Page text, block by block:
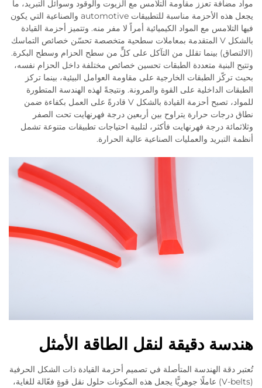
مواد مضافة تعزز مقاومة التلامس مع الزيوت والوقود وسوائل التبريد، ما
يجعل هذه الأحزمة مناسبة للتطبيقات automotive والصناعية التي يكون
فيها التلامس مع المواد الكيميائية أمراً لا مفر منه. وتتميز أحزمة القيادة
بالشكل V المتقدمة بمعاملات سطحية متخصصة تحسّن خصائص التماسك
(الالتصاق) بينما تقلل من التآكل على كلٍّ من سطح الحزام وسطح البكرة.
وتتيح البنية متعددة الطبقات تحسين خصائص مختلفة داخل الحزام نفسه،
بحيث تركّز الطبقات الخارجية على مقاومة العوامل البيئية، بينما تركز
الطبقات الداخلية على القوة والمرونة. ونتيجةً لهذه الهندسة المتطورة
للمواد، تصبح أحزمة القيادة بالشكل V قادرةً على العمل بكفاءة ضمن
نطاق درجات حرارة يتراوح بين أربعين درجة فهرنهايت تحت الصفر
وثلاثمائة درجة فهرنهايت فأكثر، لتلبية احتياجات تطبيقات متنوعة تشمل
أنظمة التبريد والعمليات الصناعية عالية الحرارة.
هندسة دقيقة لنقل الطاقة الأمثل
تُعتبر دقة الهندسة المتأصلة في تصميم أحزمة القيادة ذات الشكل الحرفية
(V-belts) عاملًا جوهريًّا يجعل هذه المكونات حلول نقل قوةٍ فعّالة للغاية،